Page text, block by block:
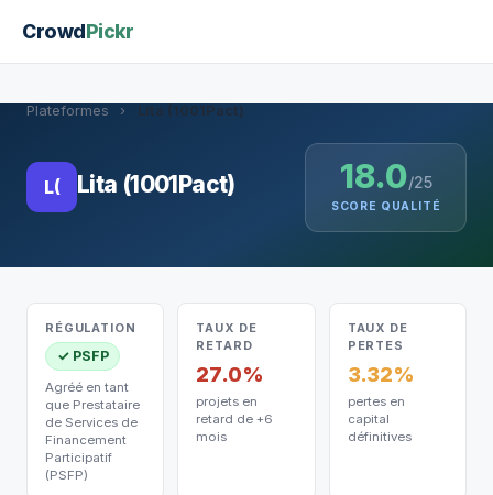
CrowdPickr
Plateformes › Lita (1001Pact)
L( Lita (1001Pact) 18.0/25
SCORE QUALITÉ
RÉGULATION
✓ PSFP
Agréé en tant
que Prestataire
de Services de
Financement
Participatif
(PSFP)
TAUX DE
RETARD
27.0%
projets en
retard de +6
mois
TAUX DE
PERTES
3.32%
pertes en
capital
définitives